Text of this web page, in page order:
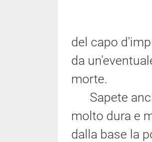
del capo
da
morte.
Sapete
molto dura e
dalla base la